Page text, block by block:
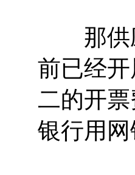
那供应
前已经
二的开
银行用